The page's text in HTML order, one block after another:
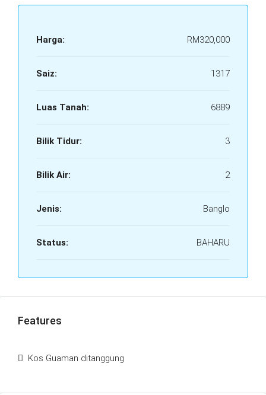
Harga: RM320,000
Saiz: 1317
Luas Tanah: 6889
Bilik Tidur: 3
Bilik Air: 2
Jenis: Banglo
Status: BAHARU
Features
Kos Guaman ditanggung